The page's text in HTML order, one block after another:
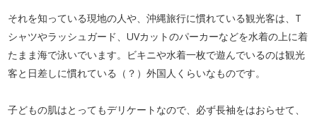
それを知っている現地の人や、沖縄旅行に慣れている観光客は、T
シャツやラッシュガード、UVカットのパーカーなどを水着の上に着
たまま海で泳いでいます。ビキニや水着一枚で遊んでいるのは観光
客と日差しに慣れている（？）外国人くらいなものです。
子どもの肌はとってもデリケートなので、必ず長袖をはおらせて、